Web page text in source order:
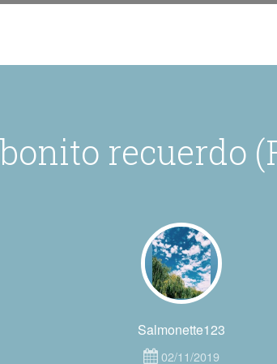
recuerdo
Salmonette123
02/11/2019